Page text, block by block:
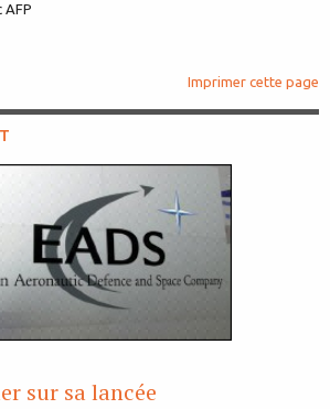
AFP
Imprimer cette page
sur sa lancée